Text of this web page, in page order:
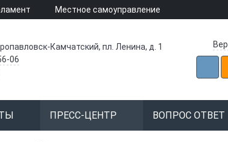
Местное самоуправление
Камчатский, пл. Ленина, д. 1
06
ПРЕСС-ЦЕНТР ВОПРОС ОТВЕТ